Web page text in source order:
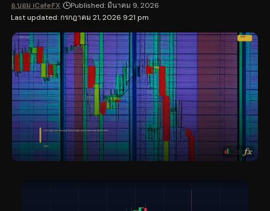
Last updated: กรกฎาคม 21, 2026 9:21 pm
อ.บอม iCafeFX Published: มีนาคม 9, 2026